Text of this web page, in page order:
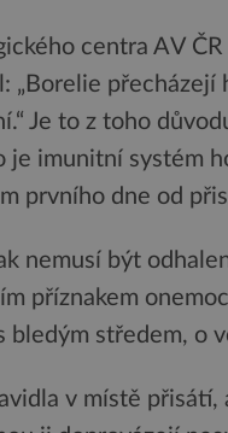
centra AV
„Borelie
Je to z toho
je imunitní systém
prvního dne od
nemusí být
příznakem
bledým středem, o
v místě